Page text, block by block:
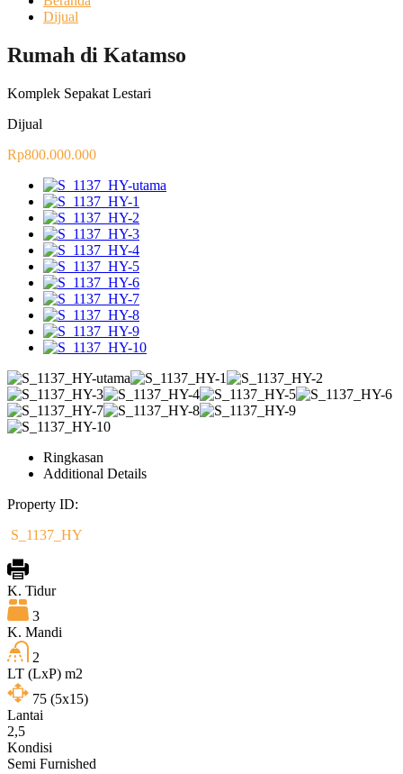
Dijual
Rumah di Katamso
Komplek Sepakat Lestari
Dijual
Rp800.000.000
Ringkasan
Additional Details
Property ID:
S_1137_HY
K. Tidur
3
K. Mandi
2
LT (LxP) m2
75 (5x15)
Lantai
2,5
Kondisi
Semi Furnished